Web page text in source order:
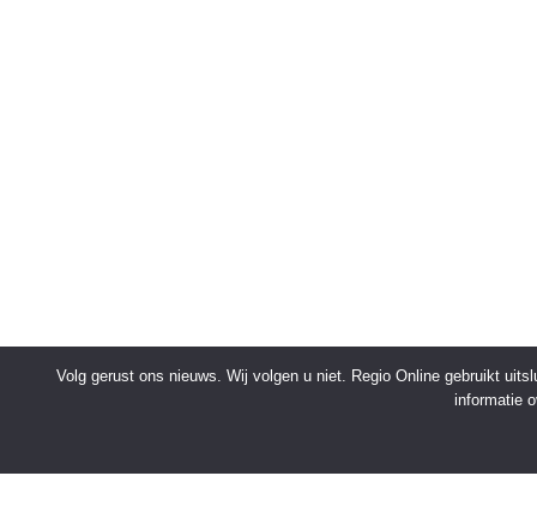
Volg gerust ons nieuws. Wij volgen u niet. Regio Online gebruikt
informatie